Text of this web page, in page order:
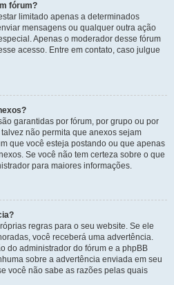
fórum?
limitado apenas a determinados
mensagens ou qualquer outra ação
Apenas o moderador desse fórum
acesso. Entre em contato, caso julgue
garantidas por fórum, por grupo ou por
não permita que anexos sejam
que você esteja postando ou que apenas
Se você não tem certeza sobre o que
para maiores informações.
regras para o seu website. Se ele
você receberá uma advertência.
do administrador do fórum e a phpBB
sobre a advertência enviada em seu
você não sabe as razões pelas quais